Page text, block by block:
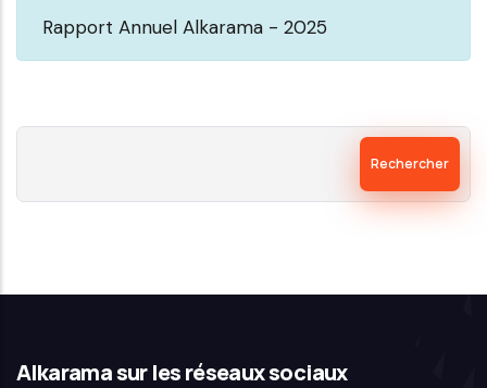
Rapport Annuel Alkarama - 2025
Alkarama sur les réseaux sociaux